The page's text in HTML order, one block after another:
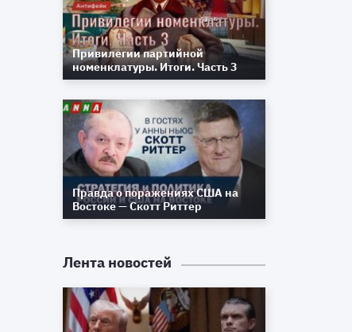
Привилегии партийной
номенклатуры. Итоги. Часть 3
Правда о поражениях США на
Востоке — Скотт Риттер
Лента новостей